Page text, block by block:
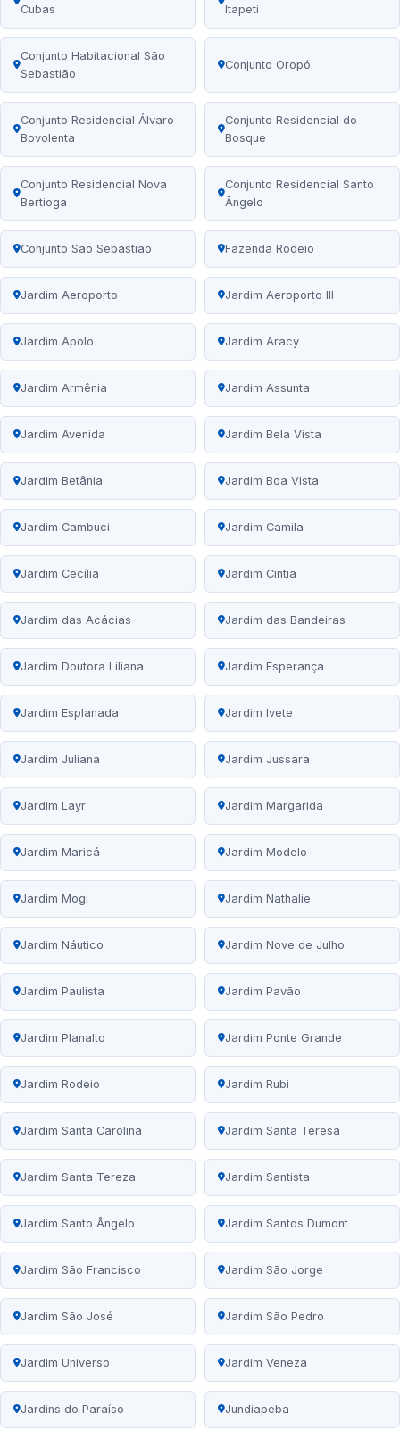
Cubas Itapeti
Conjunto Habitacional São
Sebastião
Conjunto Oropó
Conjunto Residencial Álvaro
Bovolenta
Conjunto Residencial do
Bosque
Conjunto Residencial Nova
Bertioga
Conjunto Residencial Santo
Ângelo
Conjunto São Sebastião Fazenda Rodeio
Jardim Aeroporto Jardim Aeroporto III
Jardim Apolo Jardim Aracy
Jardim Armênia Jardim Assunta
Jardim Avenida Jardim Bela Vista
Jardim Betânia Jardim Boa Vista
Jardim Cambuci Jardim Camila
Jardim Cecília Jardim Cintia
Jardim das Acácias Jardim das Bandeiras
Jardim Doutora Liliana Jardim Esperança
Jardim Esplanada Jardim Ivete
Jardim Juliana Jardim Jussara
Jardim Layr Jardim Margarida
Jardim Maricá Jardim Modelo
Jardim Mogi Jardim Nathalie
Jardim Náutico Jardim Nove de Julho
Jardim Paulista Jardim Pavão
Jardim Planalto Jardim Ponte Grande
Jardim Rodeio Jardim Rubi
Jardim Santa Carolina Jardim Santa Teresa
Jardim Santa Tereza Jardim Santista
Jardim Santo Ângelo Jardim Santos Dumont
Jardim São Francisco Jardim São Jorge
Jardim São José Jardim São Pedro
Jardim Universo Jardim Veneza
Jardins do Paraíso Jundiapeba